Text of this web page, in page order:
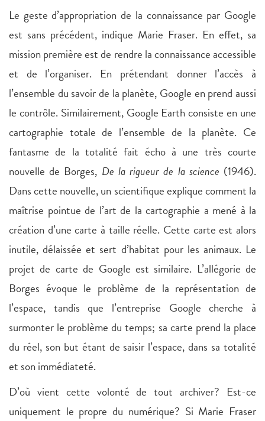
Le geste d’appropriation de la connaissance par Google
est sans précédent, indique Marie Fraser. En effet, sa
mission première est de rendre la connaissance accessible
et de l’organiser. En prétendant donner l’accès à
l’ensemble du savoir de la planète, Google en prend aussi
le contrôle. Similairement, Google Earth consiste en une
cartographie totale de l’ensemble de la planète. Ce
fantasme de la totalité fait écho à une très courte
nouvelle de Borges, De la rigueur de la science (1946).
Dans cette nouvelle, un scientifique explique comment la
maîtrise pointue de l’art de la cartographie a mené à la
création d’une carte à taille réelle. Cette carte est alors
inutile, délaissée et sert d’habitat pour les animaux. Le
projet de carte de Google est similaire. L’allégorie de
Borges évoque le problème de la représentation de
l’espace, tandis que l’entreprise Google cherche à
surmonter le problème du temps; sa carte prend la place
du réel, son but étant de saisir l’espace, dans sa totalité
et son immédiateté.
D’où vient cette volonté de tout archiver? Est-ce
uniquement le propre du numérique? Si Marie Fraser